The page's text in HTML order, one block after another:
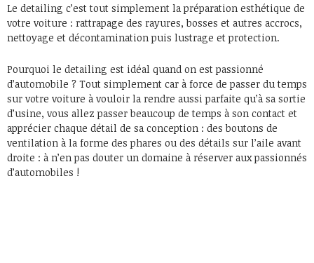
Le detailing c’est tout simplement la préparation esthétique de
votre voiture : rattrapage des rayures, bosses et autres accrocs,
nettoyage et décontamination puis lustrage et protection.
Pourquoi le detailing est idéal quand on est passionné
d’automobile ? Tout simplement car à force de passer du temps
sur votre voiture à vouloir la rendre aussi parfaite qu’à sa sortie
d’usine, vous allez passer beaucoup de temps à son contact et
apprécier chaque détail de sa conception : des boutons de
ventilation à la forme des phares ou des détails sur l’aile avant
droite : à n’en pas douter un domaine à réserver aux passionnés
d’automobiles !